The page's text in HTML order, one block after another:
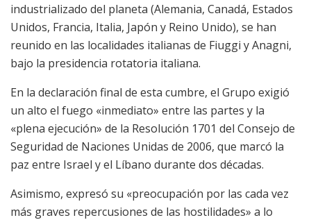
industrializado del planeta (Alemania, Canadá, Estados
Unidos, Francia, Italia, Japón y Reino Unido), se han
reunido en las localidades italianas de Fiuggi y Anagni,
bajo la presidencia rotatoria italiana.
En la declaración final de esta cumbre, el Grupo exigió
un alto el fuego «inmediato» entre las partes y la
«plena ejecución» de la Resolución 1701 del Consejo de
Seguridad de Naciones Unidas de 2006, que marcó la
paz entre Israel y el Líbano durante dos décadas.
Asimismo, expresó su «preocupación por las cada vez
más graves repercusiones de las hostilidades» a lo